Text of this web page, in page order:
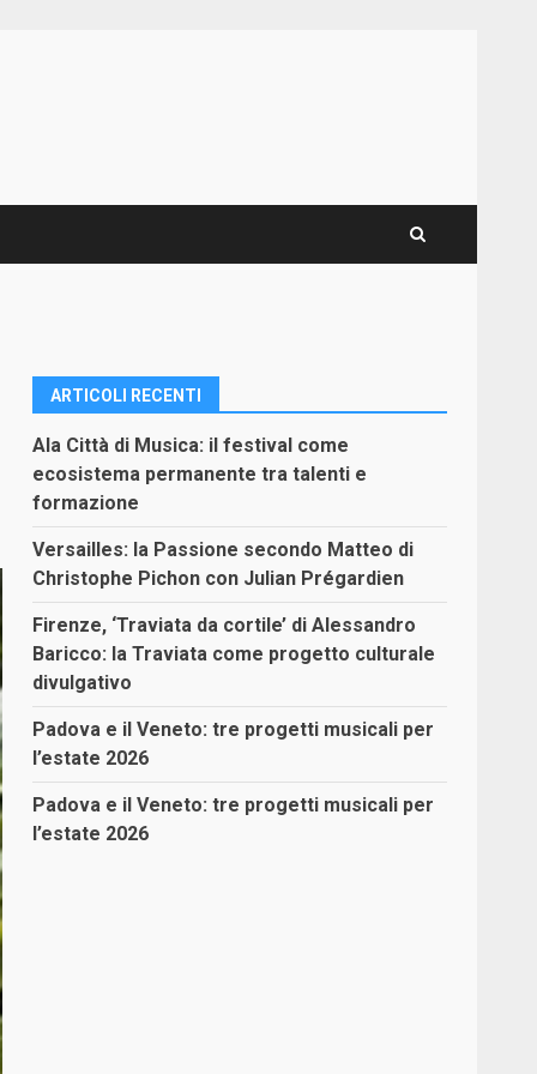
ARTICOLI RECENTI
Ala Città di Musica: il festival come
ecosistema permanente tra talenti e
formazione
Versailles: la Passione secondo Matteo di
Christophe Pichon con Julian Prégardien
Firenze, ‘Traviata da cortile’ di Alessandro
Baricco: la Traviata come progetto culturale
divulgativo
Padova e il Veneto: tre progetti musicali per
l’estate 2026
Padova e il Veneto: tre progetti musicali per
l’estate 2026